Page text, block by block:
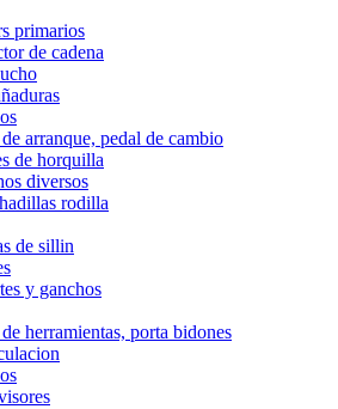
primarios
de cadena
arranque, pedal de cambio
de horquilla
diversos
rodilla
de sillin
y ganchos
herramientas, porta bidones